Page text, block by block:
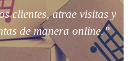
clientes, atrae visitas y
de manera online.”